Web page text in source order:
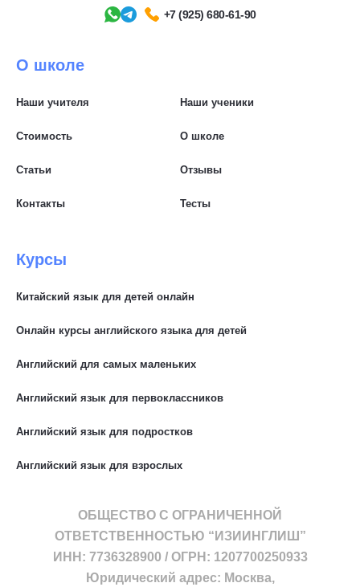
+7 (925) 680-61-90
О школе
Наши учителя Наши ученики
Стоимость О школе
Статьи Отзывы
Контакты Тесты
Курсы
Китайский язык для детей онлайн
Онлайн курсы английского языка для детей
Английский для самых маленьких
Английский язык для первоклассников
Английский язык для подростков
Английский язык для взрослых
ОБЩЕСТВО С ОГРАНИЧЕННОЙ
ОТВЕТСТВЕННОСТЬЮ “ИЗИИНГЛИШ”
ИНН: 7736328900 / ОГРН: 1207700250933
Юридический адрес: Москва,